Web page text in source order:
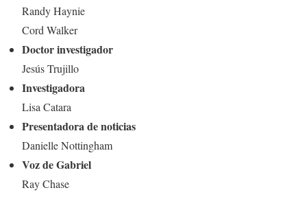
Randy Haynie
Cord Walker
Doctor investigador
Jesús Trujillo
Investigadora
Lisa Catara
Presentadora de noticias
Danielle Nottingham
Voz de Gabriel
Ray Chase